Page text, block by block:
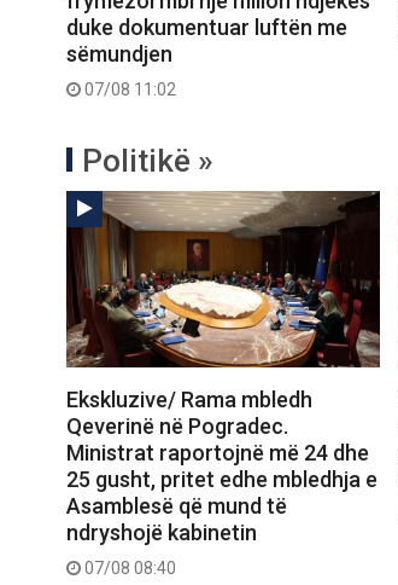
duke dokumentuar luftën me
sëmundjen
07/08 11:02
Politikë »
Ekskluzive/ Rama mbledh
Qeverinë në Pogradec.
Ministrat raportojnë më 24 dhe
25 gusht, pritet edhe mbledhja e
Asamblesë që mund të
ndryshojë kabinetin
07/08 08:40